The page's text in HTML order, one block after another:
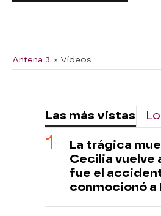
Antena 3 » Vídeos
Las más vistas
La trágica
Cecilia vuelve
fue el
conmocionó a